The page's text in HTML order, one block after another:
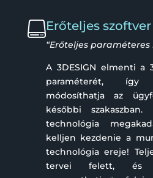
Erőteljes szoftver
“Erőteljes paraméteres
A 3DESIGN elmenti a
paraméterét,
módosíthatja az
későbbi
technológia
kelljen kezdenie a
technológia ereje!
tervei felett, és